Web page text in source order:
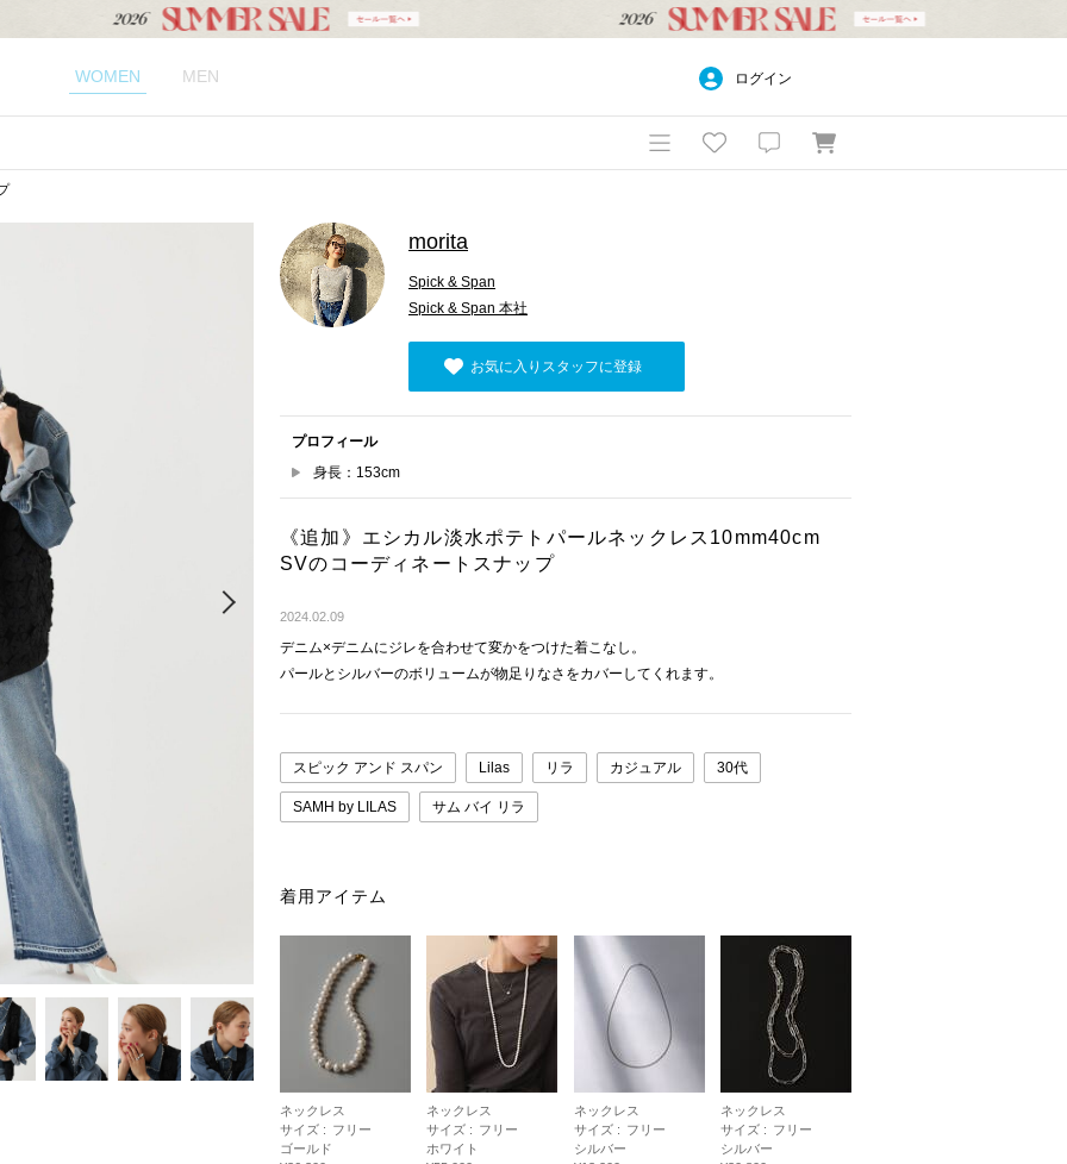
WOMEN MEN ログイン
morita
Spick & Span
Spick & Span 本社
お気に入りスタッフに登録
プロフィール
身長：153cm
《追加》エシカル淡水ポテトパールネックレス10mm40cm
SVのコーディネートスナップ
2024.02.09
デニム×デニムにジレを合わせて変かをつけた着こなし。
パールとシルバーのボリュームが物足りなさをカバーしてくれます。
スピック アンド スパン Lilas リラ カジュアル 30代
SAMH by LILAS サム バイ リラ
着用アイテム
ネックレス
サイズ : フリー
ゴールド
ネックレス
サイズ : フリー
ホワイト
ネックレス
サイズ : フリー
シルバー
ネックレス
サイズ : フリー
シルバー